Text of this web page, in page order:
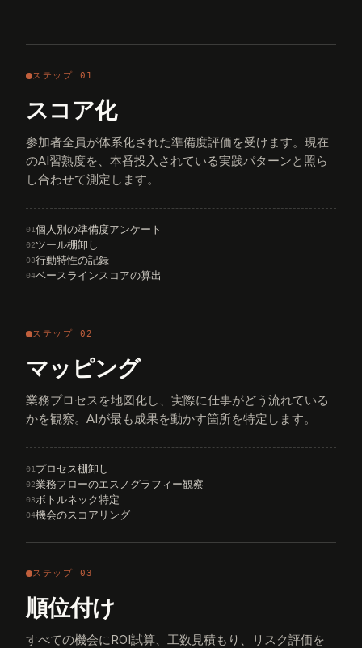
ステップ 01
スコア化
参加者全員が体系化された準備度評価を受けます。現在
のAI習熟度を、本番投入されている実践パターンと照ら
し合わせて測定します。
01個人別の準備度アンケート
02ツール棚卸し
03行動特性の記録
04ベースラインスコアの算出
ステップ 02
マッピング
業務プロセスを地図化し、実際に仕事がどう流れている
かを観察。AIが最も成果を動かす箇所を特定します。
01 プロセス棚卸し
02業務フローのエスノグラフィー観察
03ボトルネック特定
04機会のスコアリング
ステップ 03
順位付け
すべての機会にROI試算、工数見積もり、リスク評価を